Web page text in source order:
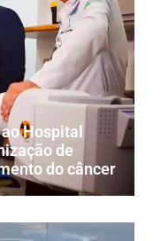
Hospital
de
do câncer